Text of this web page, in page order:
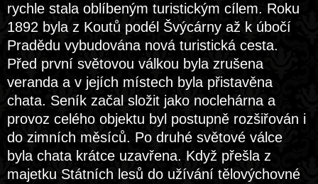
rychle stala oblíbeným turistickým cílem. Roku
1892 byla z Koutů podél Švýcárny až k úbočí
Pradědu vybudována nová turistická cesta.
Před první světovou válkou byla zrušena
veranda a v jejích místech byla přistavěna
chata. Seník začal složit jako noclehárna a
provoz celého objektu byl postupně rozšiřován i
do zimních měsíců. Po druhé světové válce
byla chata krátce uzavřena. Když přešla z
majetku Státních lesů do užívání tělovýchovné